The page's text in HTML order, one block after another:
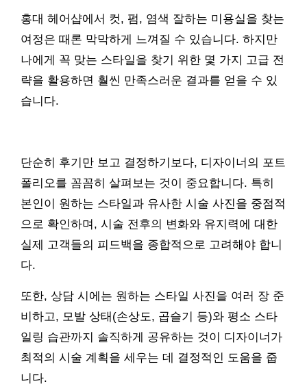
홍대 헤어샵에서 컷, 펌, 염색 잘하는 미용실을 찾는
여정은 때론 막막하게 느껴질 수 있습니다. 하지만
나에게 꼭 맞는 스타일을 찾기 위한 몇 가지 고급 전
략을 활용하면 훨씬 만족스러운 결과를 얻을 수 있
습니다.
단순히 후기만 보고 결정하기보다, 디자이너의 포트
폴리오를 꼼꼼히 살펴보는 것이 중요합니다. 특히
본인이 원하는 스타일과 유사한 시술 사진을 중점적
으로 확인하며, 시술 전후의 변화와 유지력에 대한
실제 고객들의 피드백을 종합적으로 고려해야 합니
다.
또한, 상담 시에는 원하는 스타일 사진을 여러 장 준
비하고, 모발 상태(손상도, 곱슬기 등)와 평소 스타
일링 습관까지 솔직하게 공유하는 것이 디자이너가
최적의 시술 계획을 세우는 데 결정적인 도움을 줍
니다.